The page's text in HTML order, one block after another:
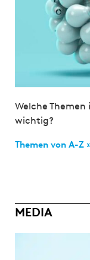
Welche
wichtig?
Themen von A-Z
MEDIA